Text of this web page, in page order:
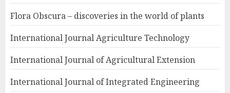
Flora Obscura – discoveries in the world of plants
International Journal Agriculture Technology
International Journal of Agricultural Extension
International Journal of Integrated Engineering